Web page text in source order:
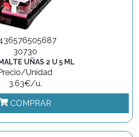
30730
UÑAS 2 U 5 ML
Unidad
3.63€/u.
COMPRAR